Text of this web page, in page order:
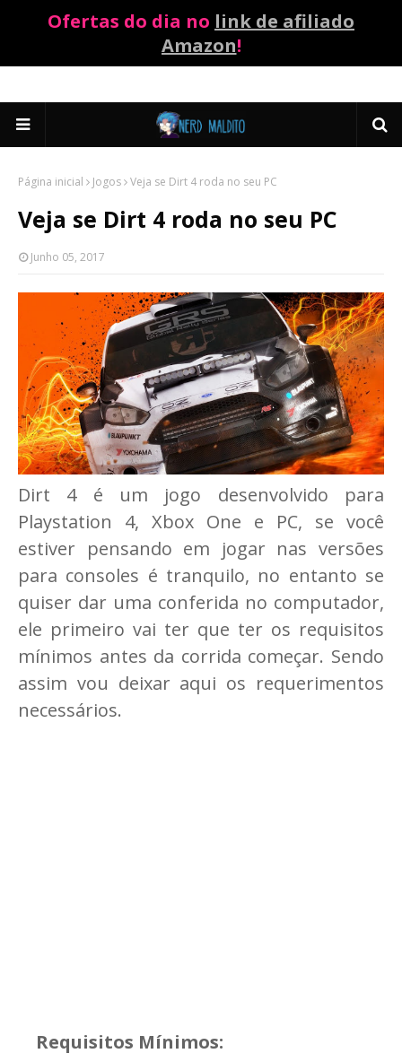
Ofertas do dia no link de afiliado
Amazon!
Página inicial Jogos Veja se Dirt 4 roda no seu PC
Veja se Dirt 4 roda no seu PC
Junho 05, 2017
Dirt 4 é um jogo desenvolvido para
Playstation 4, Xbox One e PC, se você
estiver pensando em jogar nas versões
para consoles é tranquilo, no entanto se
quiser dar uma conferida no computador,
ele primeiro vai ter que ter os requisitos
mínimos antes da corrida começar. Sendo
assim vou deixar aqui os requerimentos
necessários.
Requisitos Mínimos: